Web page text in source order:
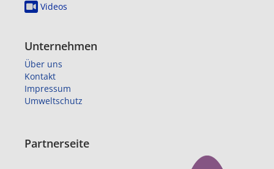
Videos
Unternehmen
Über uns
Kontakt
Impressum
Umweltschutz
Partnerseite